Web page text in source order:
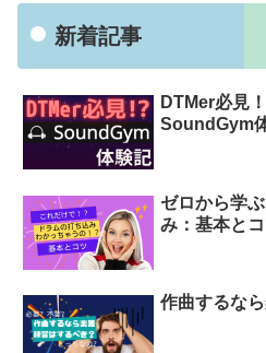
新着記事
DTMer必見
SoundGym
ゼロから学
み：基本と
作曲するな